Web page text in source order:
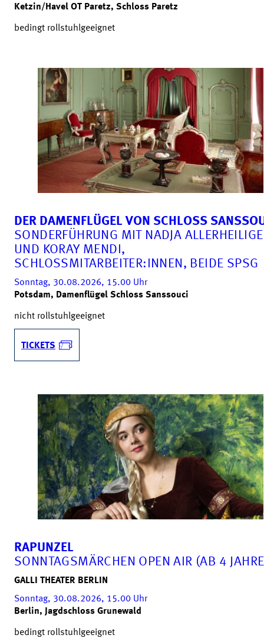
Ketzin/Havel OT Paretz, Schloss Paretz
bedingt rollstuhlgeeignet
DER DAMENFLÜGEL VON SCHLOSS
SONDERFÜHRUNG MIT NADJA
UND KORAY MENDI,
SCHLOSSMITARBEITER:INNEN, BEIDE SPSG
Sonntag, 30.08.2026, 15.00 Uhr
Potsdam, Damenflügel Schloss Sanssouci
nicht rollstuhlgeeignet
TICKETS
RAPUNZEL
SONNTAGSMÄRCHEN OPEN AIR (AB 4
GALLI THEATER BERLIN
Sonntag, 30.08.2026, 15.00 Uhr
Berlin, Jagdschloss Grunewald
bedingt rollstuhlgeeignet